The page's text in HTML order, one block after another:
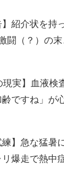
】紹介状を持
闘（？）の
現実】血液検
齢ですね」が
練】急な猛暑
爆走で熱中